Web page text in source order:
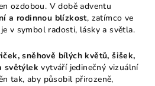
ozdobou. V době adventu
a rodinnou blízkost, zatímco ve
v symbol radosti, lásky a světla.
sněhově bílých květů, šišek,
světýlek vytváří jedinečný vizuální
tak, aby působil přirozeně,